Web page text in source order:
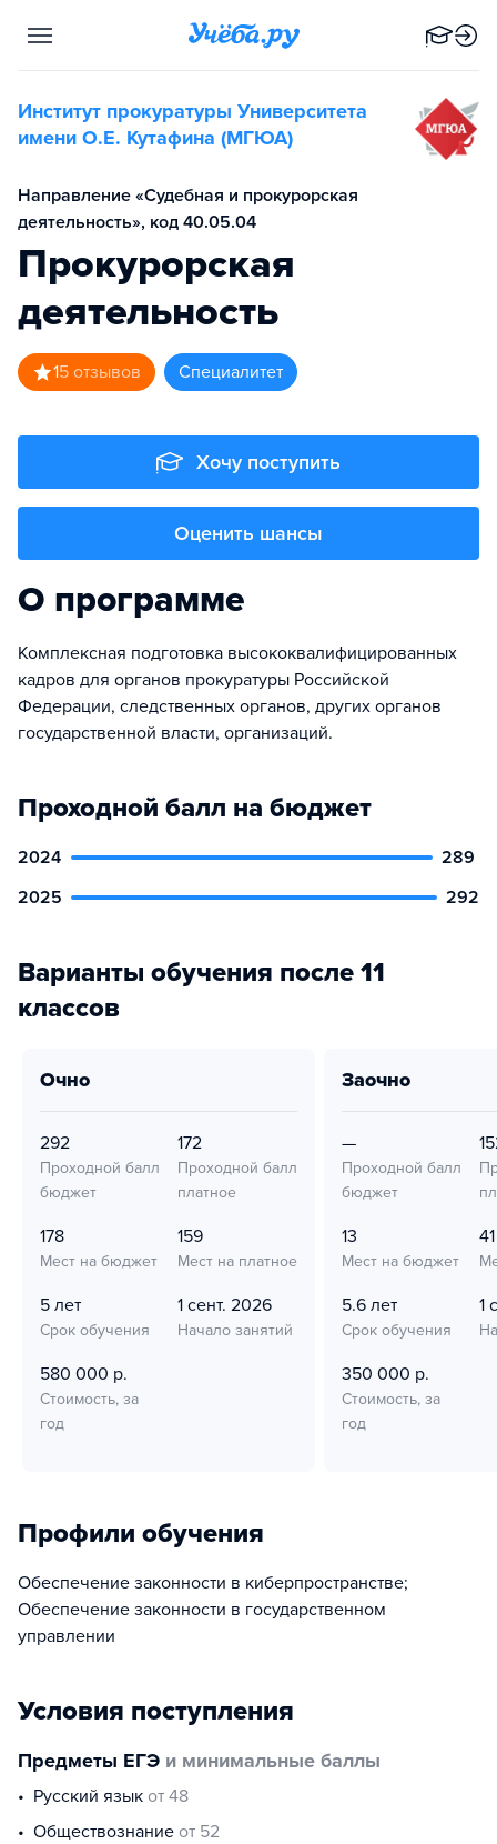
Институт прокуратуры Университета
имени О.Е. Кутафина (МГЮА)
Направление «Судебная и прокурорская
деятельность», код 40.05.04
Прокурорская
деятельность
15 отзывов специалитет
Хочу поступить
Оценить шансы
О программе
Комплексная подготовка высококвалифицированных
кадров для органов прокуратуры Российской
Федерации, следственных органов, других органов
государственной власти, организаций.
Проходной балл на бюджет
2024
289
2025
292
Варианты обучения после 11
классов
очно
292
Проходной балл
бюджет
172
Проходной балл
платное
178
Мест на бюджет
159
Мест на платное
5 лет
Срок обучения
1 сент. 2026
Начало занятий
580 000 р.
Стоимость, за
год
заочно
—
Проходной балл
бюджет
13
Мест на бюджет
41
5.6 лет
Срок обучения
1
350 000 р.
Стоимость, за
год
Профили обучения
Обеспечение законности в киберпространстве;
Обеспечение законности в государственном
управлении
Условия поступления
Предметы ЕГЭ и минимальные баллы
русский язык от 48
обществознание от 52